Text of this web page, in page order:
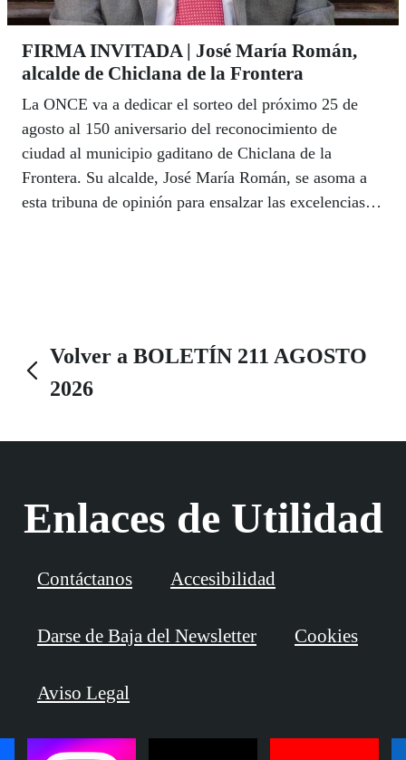
FIRMA INVITADA | José María Román,
alcalde de Chiclana de la Frontera
La ONCE va a dedicar el sorteo del próximo 25 de
agosto al 150 aniversario del reconocimiento de
ciudad al municipio gaditano de Chiclana de la
Frontera. Su alcalde, José María Román, se asoma a
esta tribuna de opinión para ensalzar las excelencias
Volver a BOLETÍN 211 AGOSTO
2026
Enlaces de Utilidad
Contáctanos Accesibilidad
Darse de Baja del Newsletter Cookies
Aviso Legal